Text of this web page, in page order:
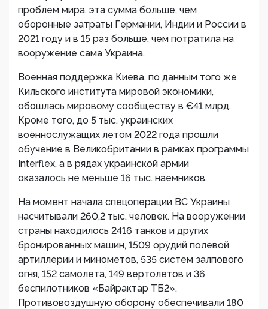
проблем мира, эта сумма больше, чем
оборонные затраты Германии, Индии и России в
2021 году и в 15 раз больше, чем потратила на
вооружение сама Украина.
Военная поддержка Киева, по данным того же
Кильского института мировой экономики,
обошлась мировому сообществу в €41 млрд.
Кроме того, до 5 тыс. украинских
военнослужащих летом 2022 года прошли
обучение в Великобритании в рамках программы
Interflex, а в рядах украинской армии
оказалось не меньше 16 тыс. наемников.
На момент начала спецоперации ВС Украины
насчитывали 260,2 тыс. человек. На вооружении
страны находилось 2416 танков и других
бронированных машин, 1509 орудий полевой
артиллерии и минометов, 535 систем залпового
огня, 152 самолета, 149 вертолетов и 36
беспилотников «Байрактар ТБ2».
Противовоздушную оборону обеспечивали 180